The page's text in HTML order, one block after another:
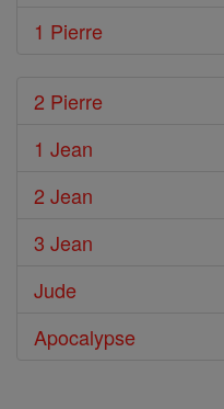
1 Pierre
2 Pierre
1 Jean
2 Jean
3 Jean
Jude
Apocalypse